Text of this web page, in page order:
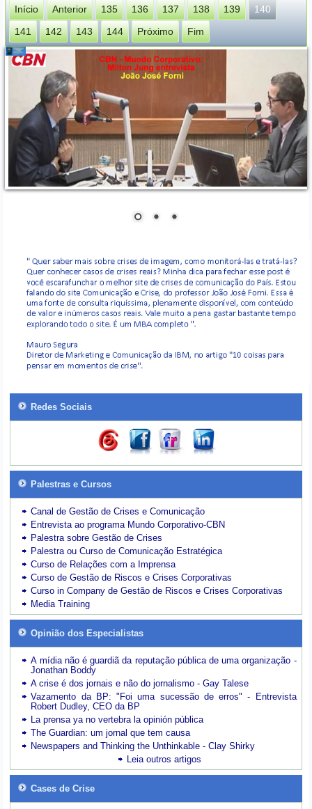
Início Anterior 135 136 137 138 139
140
141
142 143 144 Próximo Fim
Redes Sociais
Palestras e Cursos
Canal de Gestão de Crises e Comunicação
Entrevista ao programa Mundo Corporativo-CBN
Palestra sobre Gestão de Crises
Palestra ou Curso de Comunicação Estratégica
Curso de Relações com a Imprensa
Curso de Gestão de Riscos e Crises Corporativas
Curso in Company de Gestão de Riscos e Crises Corporativas
Media Training
Opinião dos Especialistas
A mídia não é guardiã da reputação pública de uma organização -
Jonathan Boddy
A crise é dos jornais e não do jornalismo - Gay Talese
Vazamento da BP: "Foi uma sucessão de erros" - Entrevista
Robert Dudley, CEO da BP
La prensa ya no vertebra la opinión pública
The Guardian: um jornal que tem causa
Newspapers and Thinking the Unthinkable - Clay Shirky
Leia outros artigos
Cases de Crise